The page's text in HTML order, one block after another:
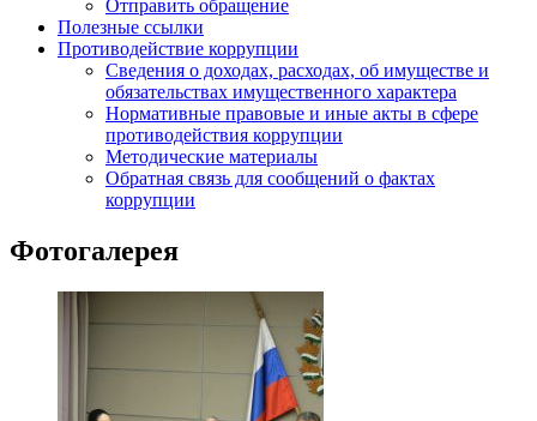
Отправить обращение
Полезные ссылки
Противодействие коррупции
Сведения о доходах, расходах, об имуществе и
обязательствах имущественного характера
Нормативные правовые и иные акты в сфере
противодействия коррупции
Методические материалы
Обратная связь для сообщений о фактах
коррупции
Фотогалерея